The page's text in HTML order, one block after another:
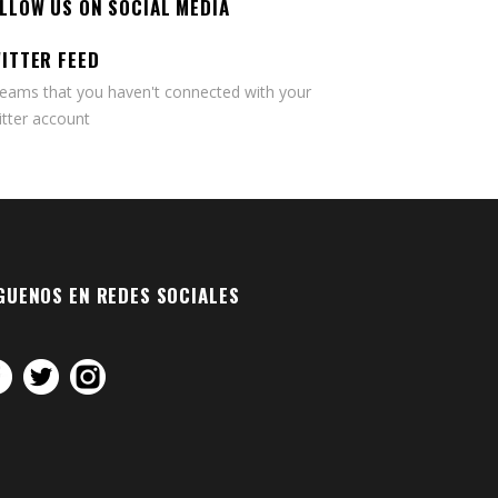
US ON SOCIAL MEDIA
FEED
that you haven't connected with your
account
EN REDES SOCIALES